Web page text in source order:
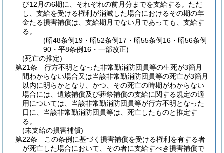
び12月の6期に、それぞれの前月分までを支給する。 ただ
し、支給を受ける権利が消滅した場合におけるその期の年
金たる損害補償は、支給期月でない月であっても、支給す
る。
(昭48条例19・昭52条例17・昭55条例16・昭56条例
90・平8条例16・一部改正)
(死亡の推定)
第21条
行方不明となった非常勤消防団員等の生死が3箇月
間わからない場合又は当該非常勤消防団員等の死亡が3箇月
以内に明らかとなり、かつ、その死亡の時期がわからない
場合には、遺族補償及び葬祭補償の支給に関する規定の適
用については、当該非常勤消防団員等が行方不明となった
日に、当該非常勤消防団員等は、死亡したものと推定す
る。
(未支給の損害補償)
第22条
この条例に基づく損害補償を受ける権利を有する者
が死亡した場合において、その者に支給すべき損害補償で